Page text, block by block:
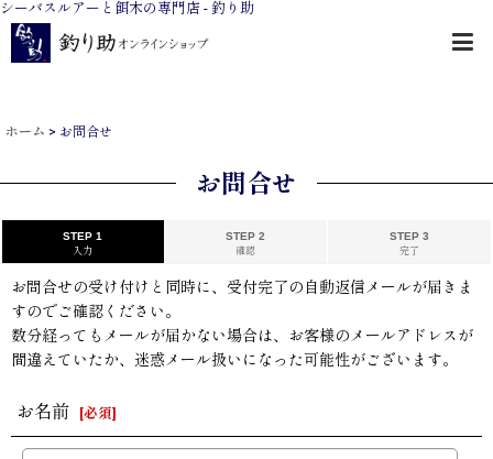
シーバスルアーと餌木の専門店 - 釣り助
ホーム > お問合せ
お問合せ
STEP 1
入力
STEP 2
確認
STEP 3
完了
お問合せの受け付けと同時に、受付完了の自動返信メールが届きま
すのでご確認ください。
数分経ってもメールが届かない場合は、お客様のメールアドレスが
間違えていたか、迷惑メール扱いになった可能性がございます。
お名前 [必須]